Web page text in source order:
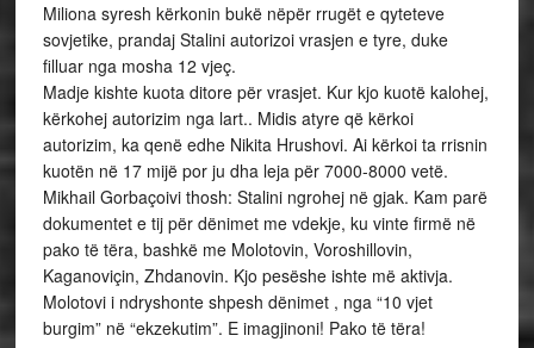
Miliona syresh kërkonin bukë nëpër rrugët e qyteteve
sovjetike, prandaj Stalini autorizoi vrasjen e tyre, duke
filluar nga mosha 12 vjeç.
Madje kishte kuota ditore për vrasjet. Kur kjo kuotë kalohej,
kërkohej autorizim nga lart.. Midis atyre që kërkoi
autorizim, ka qenë edhe Nikita Hrushovi. Ai kërkoi ta rrisnin
kuotën në 17 mijë por ju dha leja për 7000-8000 vetë.
Mikhail Gorbaçoivi thosh: Stalini ngrohej në gjak. Kam parë
dokumentet e tij për dënimet me vdekje, ku vinte firmë në
pako të tëra, bashkë me Molotovin, Voroshillovin,
Kaganoviçin, Zhdanovin. Kjo pesëshe ishte më aktivja.
Molotovi i ndryshonte shpesh dënimet , nga “10 vjet
burgim” në “ekzekutim”. E imagjinoni! Pako të tëra!